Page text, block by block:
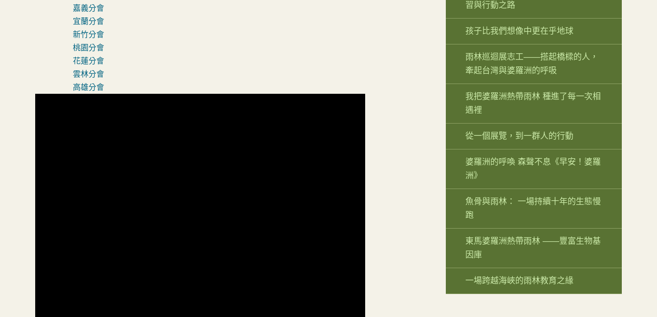
嘉義分會
宜蘭分會
新竹分會
桃園分會
花蓮分會
雲林分會
高雄分會
習與行動之路
孩子比我們想像中更在乎地球
雨林巡迴展志工——搭起橋樑的人，
牽起台灣與婆羅洲的呼吸
我把婆羅洲熱帶雨林 種進了每一次相
遇裡
從一個展覽，到一群人的行動
婆羅洲的呼喚 森聲不息《早安！婆羅
洲》
魚骨與雨林： 一場持續十年的生態慢
跑
東馬婆羅洲熱帶雨林 ——豐富生物基
因庫
一場跨越海峽的雨林教育之緣